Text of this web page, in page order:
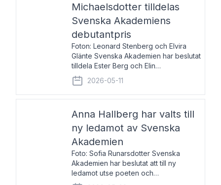
Michaelsdotter tilldelas
Svenska Akademiens
debutantpris
Foton: Leonard Stenberg och Elvira
Glänte Svenska Akademien har beslutat
tilldela Ester Berg och Elin
Michaelsdotter Svenska Akademiens
debutantpris för år 2026. Priset är
nyinstiftat och syftar till att lyfta fram
2026-05-11
Anna Hallberg har valts till
ny ledamot av Svenska
Akademien
Foto: Sofia Runarsdotter Svenska
Akademien har beslutat att till ny
ledamot utse poeten och
litteraturkritikern Anna Hallberg. Hon